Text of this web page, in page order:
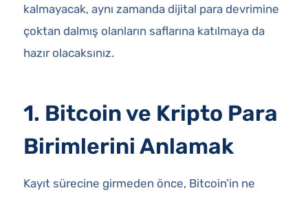
kalmayacak, aynı zamanda dijital para devrimine
çoktan dalmış olanların saflarına katılmaya da
hazır olacaksınız.
1. Bitcoin ve Kripto Para
Birimlerini Anlamak
Kayıt sürecine girmeden önce, Bitcoin’in ne